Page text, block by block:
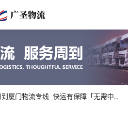
厦门物流专线_快运有保障「无需中转」